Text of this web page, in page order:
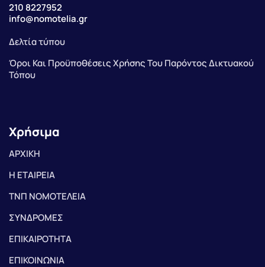
210 8227952
info@nomotelia.gr
Δελτία τύπου
Όροι Και Προϋποθέσεις Χρήσης Του Παρόντος Δικτυακού
Τόπου
Χρήσιμα
ΑΡΧΙΚΗ
Η ΕΤΑΙΡΕΙΑ
ΤΝΠ ΝΟΜΟΤΕΛΕΙΑ
ΣΥΝΔΡΟΜΕΣ
ΕΠΙΚΑΙΡΟΤΗΤΑ
ΕΠΙΚΟΙΝΩΝΙΑ